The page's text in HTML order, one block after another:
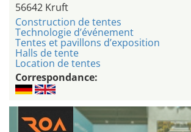
56642 Kruft
Construction de tentes
Technologie d’événement
Tentes et pavillons d’exposition
Halls de tente
Location de tentes
Correspondance: